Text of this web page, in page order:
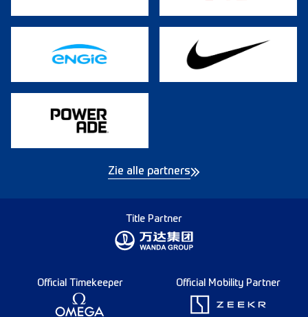
Zie alle partners
Title Partner
Official Timekeeper Official Mobility Partner